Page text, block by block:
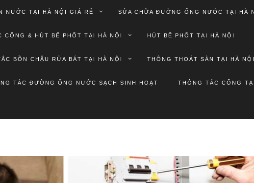
NƯỚC TẠI HÀ NỘI GIÁ RẺ SỬA CHỮA ĐƯỜNG ỐNG NƯỚC TẠI HÀ
CỐNG & HÚT BỂ PHỐT TẠI HÀ NỘI HÚT BỂ PHỐT TẠI HÀ NỘI
BỒN CHẬU RỬA BÁT TẠI HÀ NỘI THÔNG THOÁT SÀN TẠI HÀ NỘI
TẮC ĐƯỜNG ỐNG NƯỚC SẠCH SINH HOẠT THÔNG TẮC CỐNG